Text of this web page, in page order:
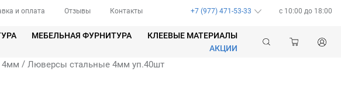
и оплата Отзывы Контакты +7 (977) 471-53-33 c 10:00 до 18:00
МЕБЕЛЬНАЯ ФУРНИТУРА
КЛЕЕВЫЕ МАТЕРИАЛЫ
АКЦИИ
4мм / Люверсы стальные 4мм уп.40шт